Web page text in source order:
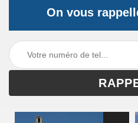
On vous